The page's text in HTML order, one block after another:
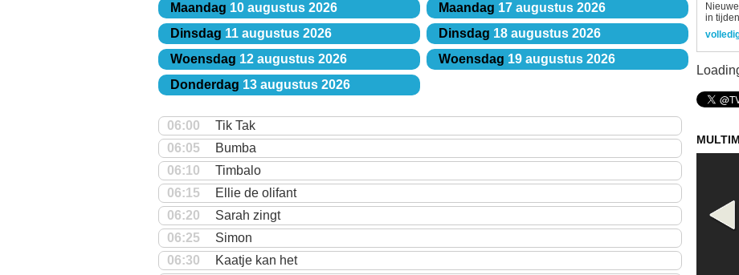
Maandag 10 augustus 2026
Dinsdag 11 augustus 2026
Woensdag 12 augustus 2026
Donderdag 13 augustus 2026
Maandag 17 augustus 2026
Dinsdag 18 augustus 2026
Woensdag 19 augustus 2026
06:00
Tik Tak
06:05
Bumba
06:10
Timbalo
06:15
Ellie de olifant
06:20
Sarah zingt
06:25
Simon
06:30
Kaatje kan het
in